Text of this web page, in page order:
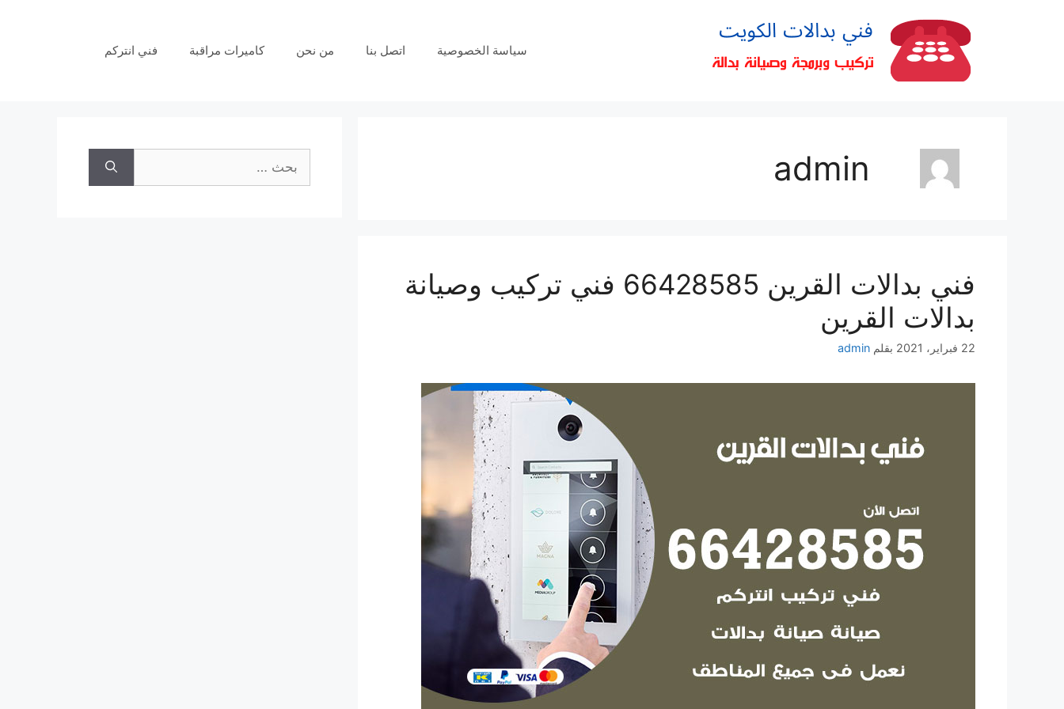
سياسة الخصوصية اتصل بنا من نحن كاميرات مراقبة فني انتركم
admin
فني بدالات القرين 66428585 فني تركيب وصيانة
بدالات القرين
22 فبراير، 2021 بقلم admin